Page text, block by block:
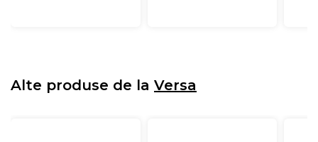
Alte produse de la Versa